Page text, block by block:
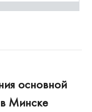
основной
Минске